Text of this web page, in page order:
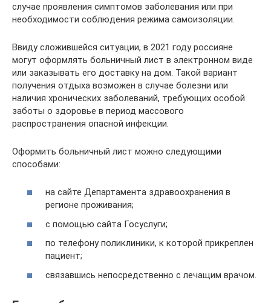
случае проявления симптомов заболевания или при
необходимости соблюдения режима самоизоляции.
Ввиду сложившейся ситуации, в 2021 году россияне
могут оформлять больничный лист в электронном виде
или заказывать его доставку на дом. Такой вариант
получения отдыха возможен в случае болезни или
наличия хронических заболеваний, требующих особой
заботы о здоровье в период массового
распространения опасной инфекции.
Оформить больничный лист можно следующими
способами:
на сайте Департамента здравоохранения в
регионе проживания;
с помощью сайта Госуслуги;
по телефону поликлиники, к которой прикреплен
пациент;
связавшись непосредственно с лечащим врачом.